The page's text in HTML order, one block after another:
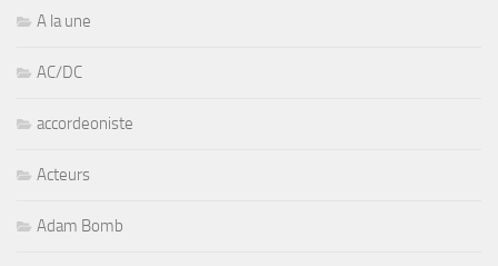
A la une
AC/DC
accordeoniste
Acteurs
Adam Bomb